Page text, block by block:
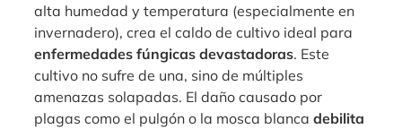
alta humedad y temperatura (especialmente en
invernadero), crea el caldo de cultivo ideal para
enfermedades fúngicas devastadoras. Este
cultivo no sufre de una, sino de múltiples
amenazas solapadas. El daño causado por
plagas como el pulgón o la mosca blanca debilita